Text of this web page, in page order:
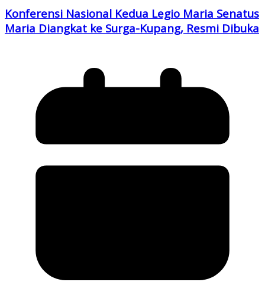
Konferensi Nasional Kedua Legio Maria Senatus
Maria Diangkat ke Surga-Kupang, Resmi Dibuka